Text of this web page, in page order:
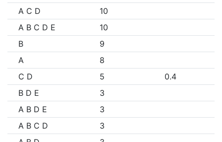
A C D
10
A B C D E
10
B
9
A
8
C D
5
0.4
B D E
3
A B D E
3
A B C D
3